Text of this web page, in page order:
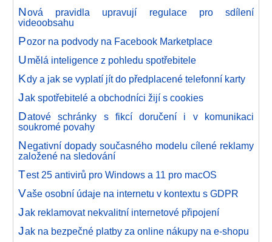
Nová pravidla upravují regulace pro sdílení
videoobsahu
Pozor na podvody na Facebook Marketplace
Umělá inteligence z pohledu spotřebitele
Kdy a jak se vyplatí jít do předplacené telefonní karty
Jak spotřebitelé a obchodníci žijí s cookies
Datové schránky s fikcí doručení i v komunikaci
soukromé povahy
Negativní dopady současného modelu cílené reklamy
založené na sledování
Test 25 antivirů pro Windows a 11 pro macOS
Vaše osobní údaje na internetu v kontextu s GDPR
Jak reklamovat nekvalitní internetové připojení
Jak na bezpečné platby za online nákupy na e-shopu